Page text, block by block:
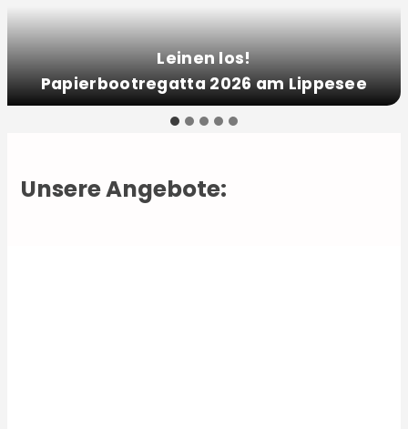
Leinen los!
Papierbootregatta 2026 am Lippesee
Unsere Angebote: